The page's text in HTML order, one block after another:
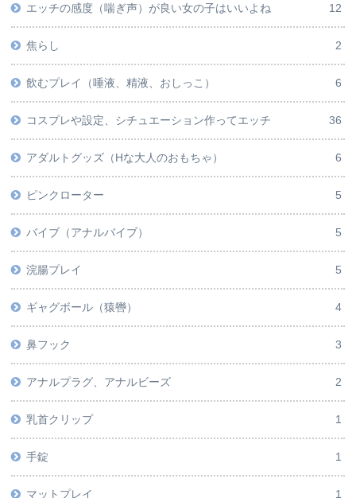
エッチの感度（喘ぎ声）が良い女の子はいいよね 12
焦らし 2
飲むプレイ（唾液、精液、おしっこ） 6
コスプレや設定、シチュエーション作ってエッチ 36
アダルトグッズ（Hな大人のおもちゃ） 6
ピンクローター 5
バイブ（アナルバイブ） 5
浣腸プレイ 5
ギャグボール（猿轡） 4
鼻フック 3
アナルプラグ、アナルビーズ 2
乳首クリップ 1
手錠 1
マットプレイ 1